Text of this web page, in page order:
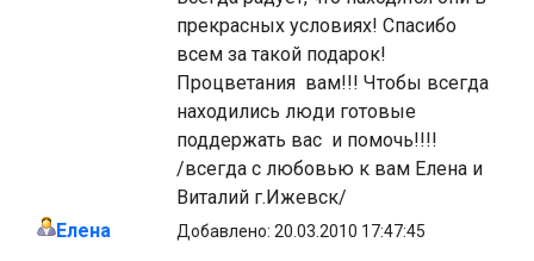
прекрасных условиях! Спасибо
всем за такой подарок!
Процветания вам!!! Чтобы всегда
находились люди готовые
поддержать вас и помочь!!!!
/всегда с любовью к вам Елена и
Виталий г.Ижевск/
Елена
Добавлено: 20.03.2010 17:47:45